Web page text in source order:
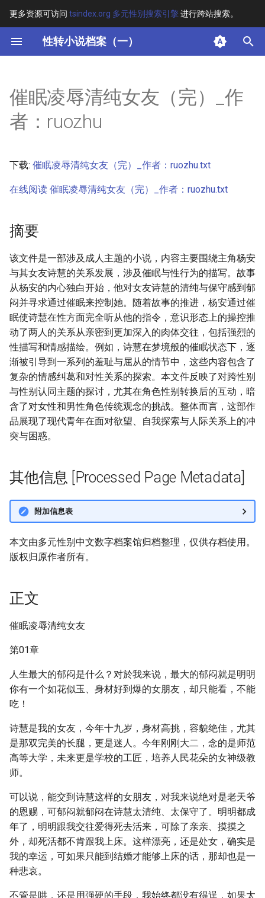
更多资源可访问 tsindex.org 多元性别搜索引擎进行跨站搜索。
性转小说档案（一）
键
开
始
索
其他信息 [Processed Page
Metadata]
催眠凌辱清纯女友（完）_作
者：ruozhu
下载: 催眠凌辱清纯女友（完）_作者：ruozhu.txt
在线阅读 催眠凌辱清纯女友（完）_作者：ruozhu.txt
摘要
该文件是一部涉及成人主题的小说，内容主要围绕主角杨安
与其女友诗慧的关系发展，涉及催眠与性行为的描写。故事
从杨安的内心独白开始，他对女友诗慧的清纯与保守感到郁
闷并寻求通过催眠来控制她。随着故事的推进，杨安通过催
眠使诗慧在性方面完全听从他的指令，意识形态上的操控推
动了两人的关系从亲密到更加深入的肉体交往，包括强烈的
性描写和情感描绘。例如，诗慧在梦境般的催眠状态下，逐
渐被引导到一系列的羞耻与屈从的情节中，这些内容包含了
复杂的情感纠葛和对性关系的探索。本文件反映了对跨性别
与性别认同主题的探讨，尤其在角色性别转换后的互动，暗
含了对女性和男性角色传统观念的挑战。整体而言，这部作
品展现了现代青年在面对欲望、自我探索与人际关系上的冲
突与困惑。
其他信息 [Processed Page Metadata]
附加信息表
本文由多元性别中文数字档案馆归档整理，仅供存档使用。
版权归原作者所有。
正文
催眠凌辱清纯女友
第01章
人生最大的郁闷是什么？对於我来说，最大的郁闷就是明明
你有一个如花似玉、身材好到爆的女朋友，却只能看，不能
吃！
诗慧是我的女友，今年十九岁，身材高挑，容貌绝佳，尤其
是那双完美的长腿，更是迷人。今年刚刚大二，念的是师范
高等大学，未来更是学校的工匠，培养人民花朵的女神级教
师。
可以说，能交到诗慧这样的女朋友，对我来说绝对是老天爷
的恩赐，可郁闷就郁闷在诗慧太清纯、太保守了。明明都成
年了，明明跟我交往爱得死去活来，可除了亲亲、摸摸之
外，却死活都不肯跟我上床。这样漂亮，还是处女，确实是
我的幸运，可如果只能到结婚才能够上床的话，那却也是一
种悲哀。
不管是哄，还是用强硬的手段，我始终都没有得逞，如果太